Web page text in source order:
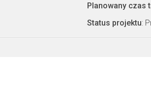
Planowany czas
Status projektu: